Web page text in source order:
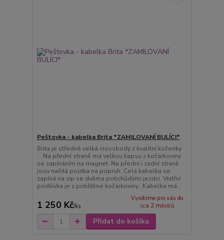
Peštovka - kabelka Brita *ZAMILOVANÍ BULÍCI*
Brita je středně velká crossbody z kvalitní koženky
... Na přední straně má velkou kapsu z kočárkoviny
se zapínáním na magnet. Na přední i zadní straně
jsou našitá poutka na popruh. Celá kabelka se
zapíná na zip se dvěma potichůdými jezdci. Vnitřní
podšívka je z potištěné kočárkoviny.. Kabelka má...
1 250 Kč/ks
Vyrobíme pro vás do
cca 2 měsíců
Přidat do košíku